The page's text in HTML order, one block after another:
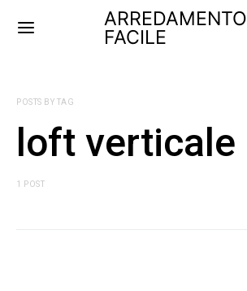
ARREDAMENTO
FACILE
POSTS BY TAG
loft verticale
1 POST